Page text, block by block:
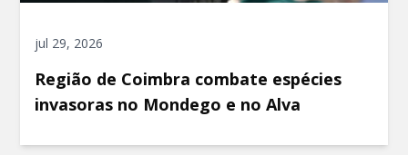
jul 29, 2026
Região de Coimbra combate espécies
invasoras no Mondego e no Alva